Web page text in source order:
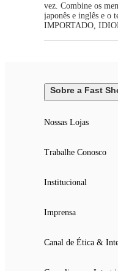
vez. Combine os
japonês e inglês e o
IMPORTADO,
Sobre a Fast
Nossas Lojas
Trabalhe Conosco
Institucional
Imprensa
Canal de Ética &